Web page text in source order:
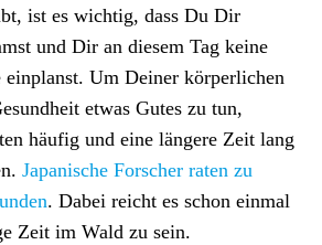
ist es wichtig, dass Du Dir
und Dir an diesem Tag keine
Um Deiner körperlichen
etwas Gutes zu tun,
häufig und eine längere Zeit lang
Japanische Forscher raten zu
. Dabei reicht es schon einmal
Zeit im Wald zu sein.